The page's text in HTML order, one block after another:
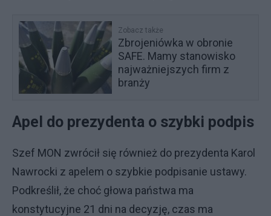
Zobacz także
Zbrojeniówka w obronie
SAFE. Mamy stanowisko
najważniejszych firm z
branży
Apel do prezydenta o szybki podpis
Szef MON zwrócił się również do prezydenta Karol
Nawrocki z apelem o szybkie podpisanie ustawy.
Podkreślił, że choć głowa państwa ma
konstytucyjne 21 dni na decyzję, czas ma